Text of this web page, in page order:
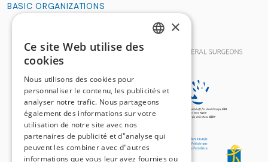
BASIC ORGANIZATIONS
×
Ce site Web utilise des
cookies
Nous utilisons des cookies pour
personnaliser le contenu, les publicités et
analyser notre trafic. Nous partageons
également des informations sur votre
utilisation de notre site avec nos
partenaires de publicité et d"analyse qui
peuvent les combiner avec d"autres
informations que vous leur avez fournies ou